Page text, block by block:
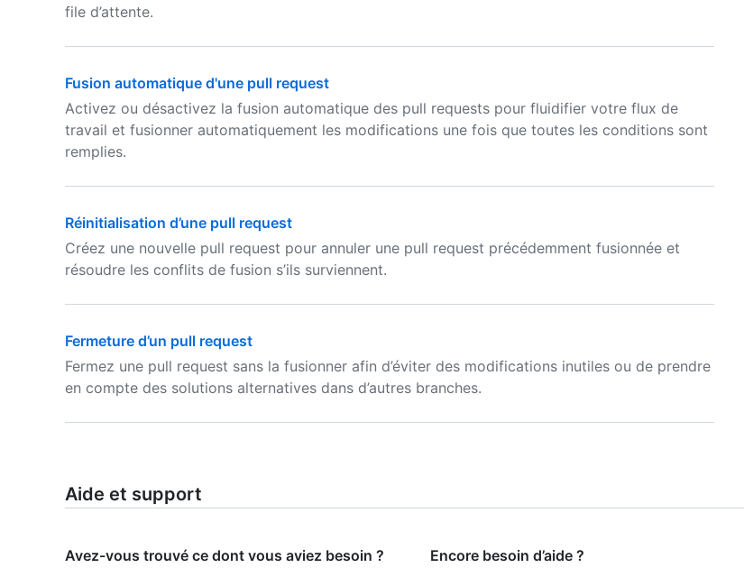
file d’attente.
Fusion automatique d'une pull request
Activez ou désactivez la fusion automatique des pull requests pour fluidifier votre flux de
travail et fusionner automatiquement les modifications une fois que toutes les conditions sont
remplies.
Réinitialisation d’une pull request
Créez une nouvelle pull request pour annuler une pull request précédemment fusionnée et
résoudre les conflits de fusion s’ils surviennent.
Fermeture d’un pull request
Fermez une pull request sans la fusionner afin d’éviter des modifications inutiles ou de prendre
en compte des solutions alternatives dans d’autres branches.
Aide et support
Avez-vous trouvé ce dont vous aviez besoin ? Encore besoin d’aide ?